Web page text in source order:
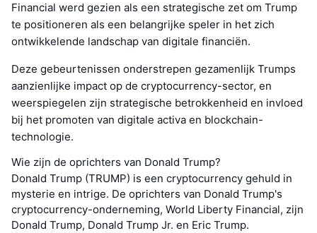
Financial werd gezien als een strategische zet om Trump
te positioneren als een belangrijke speler in het zich
ontwikkelende landschap van digitale financiën.
Deze gebeurtenissen onderstrepen gezamenlijk Trumps
aanzienlijke impact op de cryptocurrency-sector, en
weerspiegelen zijn strategische betrokkenheid en invloed
bij het promoten van digitale activa en blockchain-
technologie.
Wie zijn de oprichters van Donald Trump?
Donald Trump (TRUMP) is een cryptocurrency gehuld in
mysterie en intrige. De oprichters van Donald Trump's
cryptocurrency-onderneming, World Liberty Financial, zijn
Donald Trump, Donald Trump Jr. en Eric Trump.